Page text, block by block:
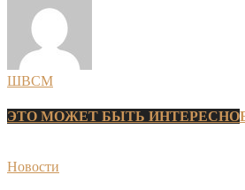
ШВСМ
ЭТО МОЖЕТ БЫТЬ ИНТЕРЕСНО
Новости